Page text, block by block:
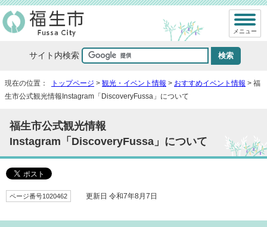
サイト内検索
メニュー
現在の位置： トップページ > 観光・イベント情報 > おすすめイベント情報 > 福
生市公式観光情報Instagram「DiscoveryFussa」について
福生市公式観光情報
Instagram「DiscoveryFussa」について
ページ番号1020462 更新日 令和7年8月7日